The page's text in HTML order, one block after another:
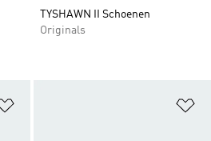
TYSHAWN II Schoenen
Originals